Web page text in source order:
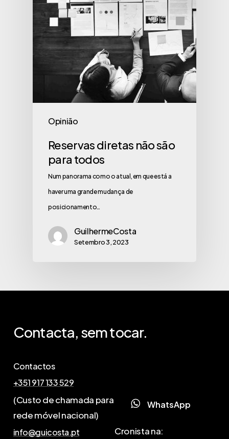
Opinião
Reservas diretas não são
para todos
Num panorama como o atual, em que está a
haver uma grande mudança de
posicionamento…
GuilhermeCosta
Setembro 3, 2023
Contacta, semtocar.
Contactos
+351 917 133 529
(Custo de chamada para
rede móvel nacional)
info@guicosta.pt
WhatsApp
Cronista na: